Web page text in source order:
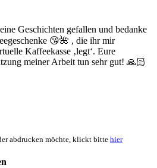
Geschichten gefallen und bedanke
😘🌺 , die ihr mir
Kaffeekasse ‚legt‘. Eure
meiner Arbeit tun sehr gut! 🙏🏻
abdrucken möchte, klickt bitte hier